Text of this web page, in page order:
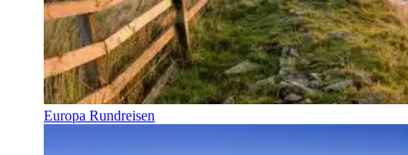
Europa Rundreisen